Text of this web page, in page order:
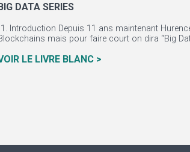
BIG DATA SERIES
Introduction Depuis 11 ans maintenant
mais pour faire court on dira “Big
LE LIVRE BLANC >